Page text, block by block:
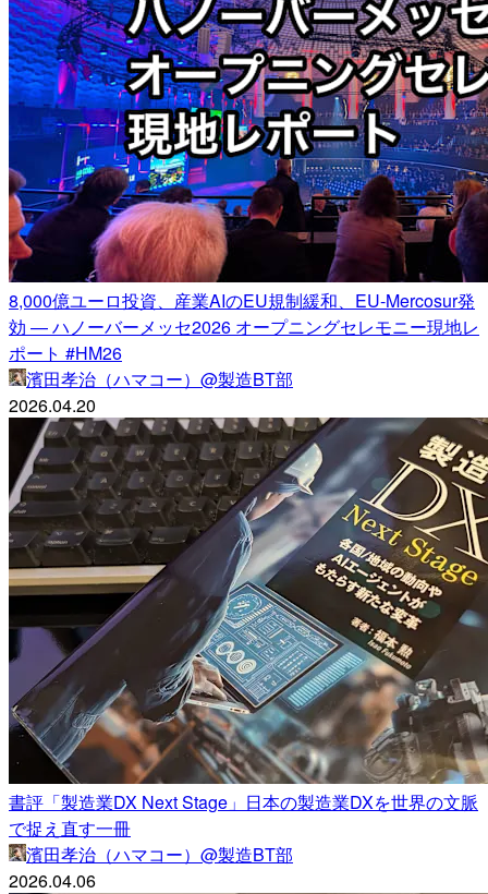
8,000億ユーロ投資、産業AIのEU規制緩和、EU-Mercosur発
効 — ハノーバーメッセ2026 オープニングセレモニー現地レ
ポート #HM26
濱田孝治（ハマコー）@製造BT部
2026.04.20
書評「製造業DX Next Stage」日本の製造業DXを世界の文脈
で捉え直す一冊
濱田孝治（ハマコー）@製造BT部
2026.04.06